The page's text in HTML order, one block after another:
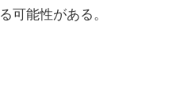
可能性がある。